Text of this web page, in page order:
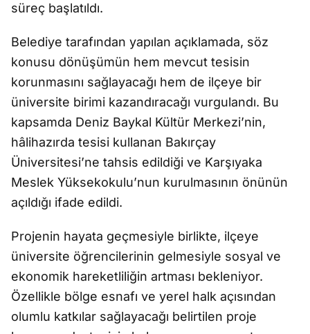
süreç başlatıldı.
Belediye tarafından yapılan açıklamada, söz
konusu dönüşümün hem mevcut tesisin
korunmasını sağlayacağı hem de ilçeye bir
üniversite birimi kazandıracağı vurgulandı. Bu
kapsamda Deniz Baykal Kültür Merkezi’nin,
hâlihazırda tesisi kullanan Bakırçay
Üniversitesi’ne tahsis edildiği ve Karşıyaka
Meslek Yüksekokulu’nun kurulmasının önünün
açıldığı ifade edildi.
Projenin hayata geçmesiyle birlikte, ilçeye
üniversite öğrencilerinin gelmesiyle sosyal ve
ekonomik hareketliliğin artması bekleniyor.
Özellikle bölge esnafı ve yerel halk açısından
olumlu katkılar sağlayacağı belirtilen proje